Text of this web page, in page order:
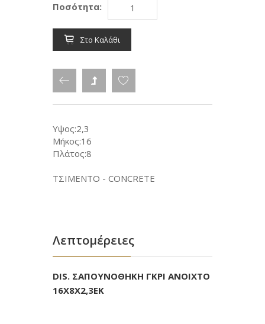
Ποσότητα:
Στο Καλάθι
Υψος:2,3
Μήκος:16
Πλάτος:8
ΤΣΙΜΕΝΤΟ - CONCRETE
Λεπτομέρειες
DIS. ΣΑΠΟΥΝΟΘΗΚΗ ΓΚΡΙ ΑΝΟΙΧΤΟ
16Χ8Χ2,3ΕΚ